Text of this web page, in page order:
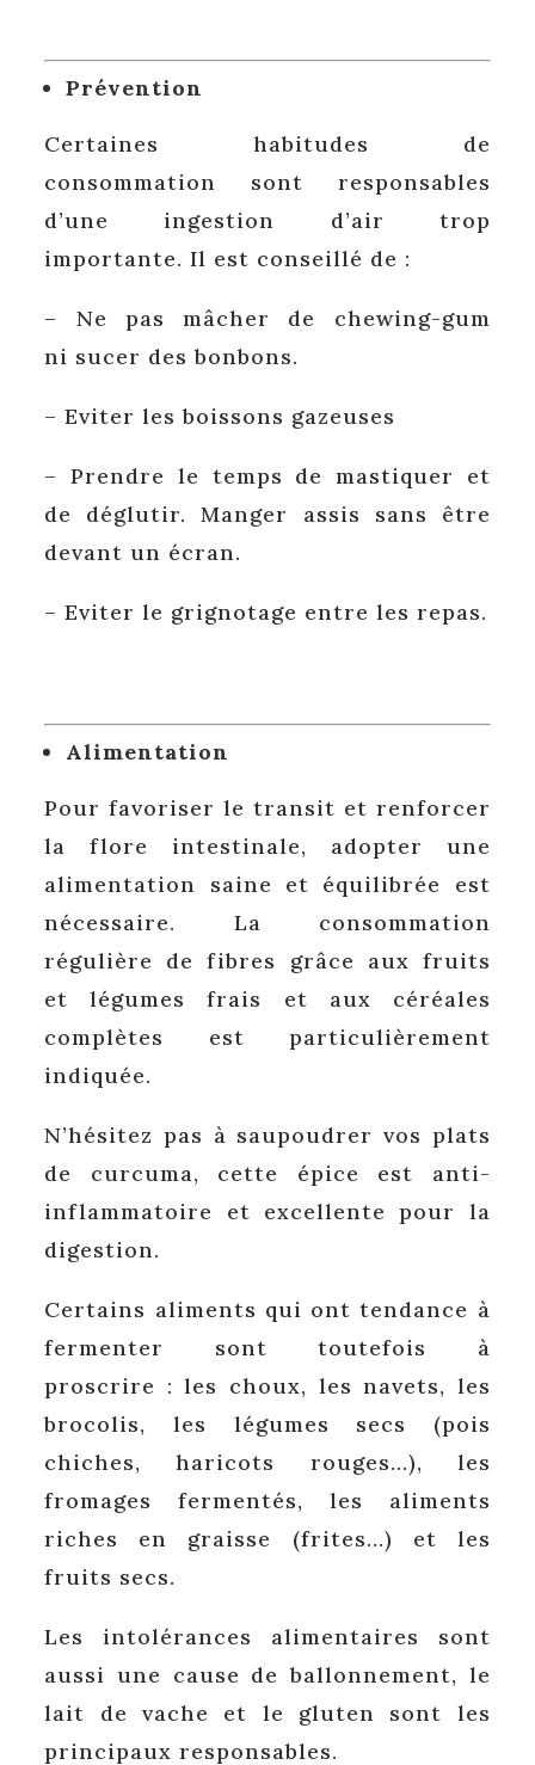
Prévention
Certaines habitudes de
consommation sont responsables
d’une ingestion d’air trop
importante. Il est conseillé de :
– Ne pas mâcher de chewing-gum
ni sucer des bonbons.
– Eviter les boissons gazeuses
– Prendre le temps de mastiquer et
de déglutir. Manger assis sans être
devant un écran.
– Eviter le grignotage entre les repas.
Alimentation
Pour favoriser le transit et renforcer
la flore intestinale, adopter une
alimentation saine et équilibrée est
nécessaire. La consommation
régulière de fibres grâce aux fruits
et légumes frais et aux céréales
complètes est particulièrement
indiquée.
N’hésitez pas à saupoudrer vos plats
de curcuma, cette épice est anti-
inflammatoire et excellente pour la
digestion.
Certains aliments qui ont tendance à
fermenter sont toutefois à
proscrire : les choux, les navets, les
brocolis, les légumes secs (pois
chiches, haricots rouges…), les
fromages fermentés, les aliments
riches en graisse (frites…) et les
fruits secs.
Les intolérances alimentaires sont
aussi une cause de ballonnement, le
lait de vache et le gluten sont les
principaux responsables.